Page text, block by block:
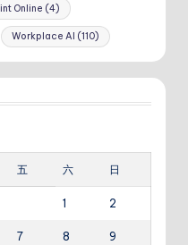
Online (4)
Workplace AI (110)
五 六 日
1 2
7 8 9